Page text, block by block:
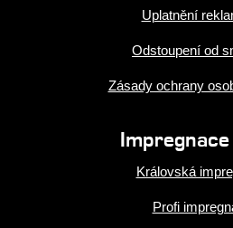
Uplatnění
Odstoupení od
Zásady ochrany
Královská
Profi